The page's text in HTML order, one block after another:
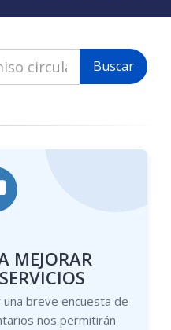
Buscar
MEJORAR
breve encuesta de
nos permitirán